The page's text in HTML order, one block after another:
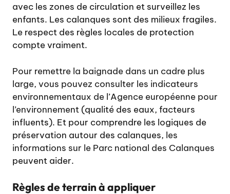
avec les zones de circulation et surveillez les
enfants. Les calanques sont des milieux fragiles.
Le respect des règles locales de protection
compte vraiment.
Pour remettre la baignade dans un cadre plus
large, vous pouvez consulter les indicateurs
environnementaux de l’Agence européenne pour
l’environnement (qualité des eaux, facteurs
influents). Et pour comprendre les logiques de
préservation autour des calanques, les
informations sur le Parc national des Calanques
peuvent aider.
Règles de terrain à appliquer